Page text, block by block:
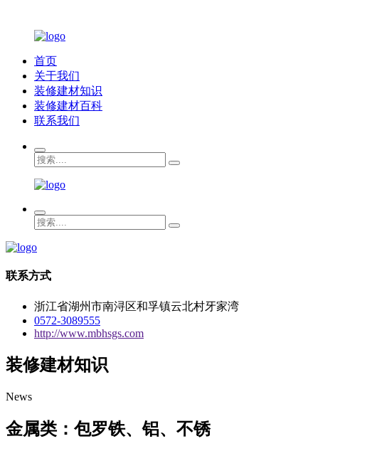
首页
关于我们
装修建材知识
装修建材百科
联系我们
联系方式
浙江省湖州市南浔区和孚镇云北村牙家湾
0572-3089555
http://www.mbhsgs.com
装修建材知识
News
金属类：包罗铁、铝、不锈